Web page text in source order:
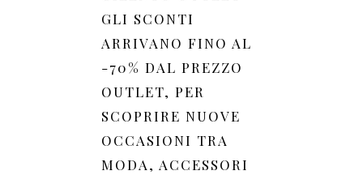
GLI SCONTI
ARRIVANO FINO AL
-70% DAL PREZZO
OUTLET, PER
SCOPRIRE NUOVE
OCCASIONI TRA
MODA, ACCESSORI